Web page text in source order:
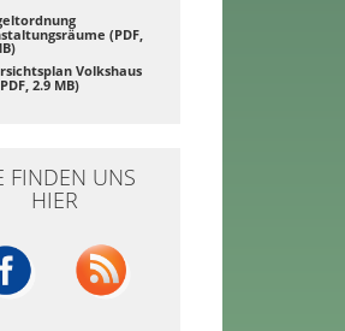
(PDF,
Volkshaus
2.9 MB)
FINDEN UNS
HIER